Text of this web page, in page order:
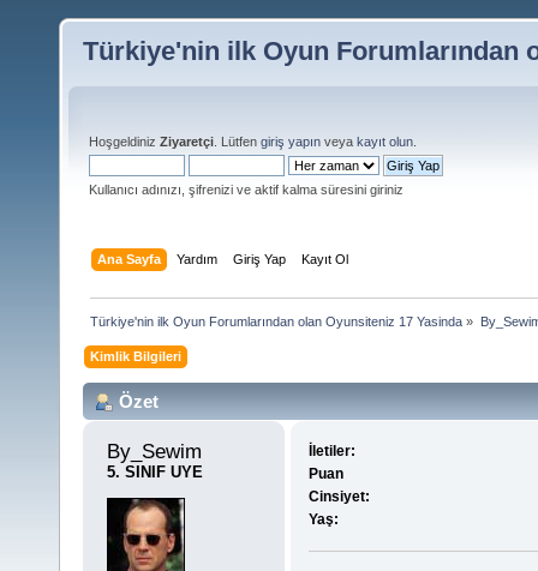
Türkiye'nin ilk Oyun Forumlarından
Hoşgeldiniz Ziyaretçi . Lütfen giriş yapın veya kayıt olun
Kullanıcı adınızı, şifrenizi ve aktif kalma süresini giriniz
Ana Sayfa Yardım Giriş Yap Kayıt Ol
Türkiye'nin ilk Oyun Forumlarından olan Oyunsiteniz 17 Yasinda »
Kimlik Bilgileri
Özet
By_Sewim
5. SINIF UYE
İletiler:
Puan
Cinsiyet:
Yaş: